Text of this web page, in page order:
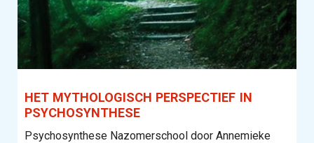
HET MYTHOLOGISCH PERSPECTIEF IN
PSYCHOSYNTHESE
Psychosynthese Nazomerschool door Annemieke